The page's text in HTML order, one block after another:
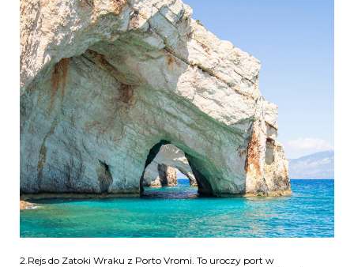
2.Rejs do Zatoki Wraku z Porto Vromi. To uroczy port w